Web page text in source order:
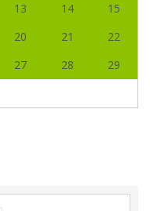
13 14
15
20 21
22
27 28
29